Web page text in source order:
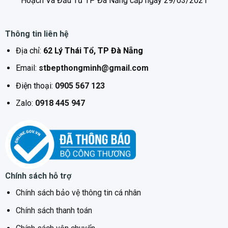
Thông tin liên hệ
Địa chỉ: 62 Lý Thái Tổ, TP Đà Nẵng
Email: stbepthongminh@gmail.com
Điện thoại: 0905 567 123
Zalo: 0918 445 947
Chính sách hỗ trợ
Chính sách bảo vệ thông tin cá nhân
Chính sách thanh toán